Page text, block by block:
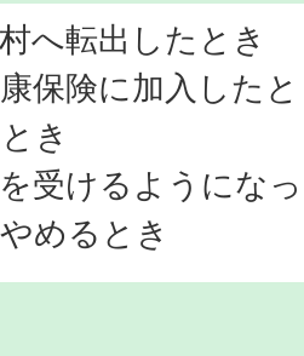
へ転出したとき
保険に加入した
き
受けるようにな
めるとき